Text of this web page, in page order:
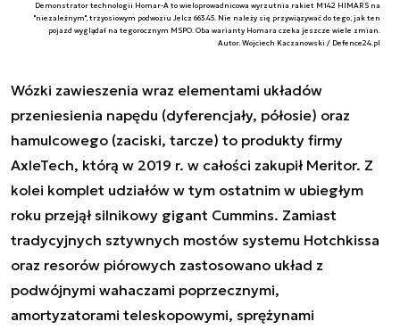
Demonstrator technologii Homar-A to wieloprowadnicowa wyrzutnia rakiet M142 HIMARS na
"niezależnym", trzyosiowym podwoziu Jelcz 663.45. Nie należy się przywiązywać do tego, jak ten
pojazd wyglądał na tegorocznym MSPO. Oba warianty Homara czeka jeszcze wiele zmian.
Autor. Wojciech Kaczanowski / Defence24.pl
Wózki zawieszenia wraz elementami układów
przeniesienia napędu (dyferencjały, półosie) oraz
hamulcowego (zaciski, tarcze) to produkty firmy
AxleTech, którą w 2019 r. w całości zakupił Meritor. Z
kolei komplet udziałów w tym ostatnim w ubiegłym
roku przejął silnikowy gigant Cummins. Zamiast
tradycyjnych sztywnych mostów systemu Hotchkissa
oraz resorów piórowych zastosowano układ z
podwójnymi wahaczami poprzecznymi,
amortyzatorami teleskopowymi, sprężynami